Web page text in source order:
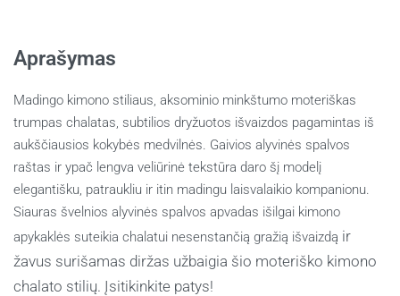
Aprašymas
Madingo kimono stiliaus, aksominio minkštumo moteriškas
trumpas chalatas, subtilios dryžuotos išvaizdos pagamintas iš
aukščiausios kokybės medvilnės. Gaivios alyvinės spalvos
raštas ir ypač lengva veliūrinė tekstūra daro šį modelį
elegantišku, patraukliu ir itin madingu laisvalaikio kompanionu.
Siauras švelnios alyvinės spalvos apvadas išilgai kimono
apykaklės suteikia chalatui nesenstančią gražią išvaizdą ir
žavus surišamas diržas užbaigia šio moteriško kimono
chalato stilių. Įsitikinkite patys!